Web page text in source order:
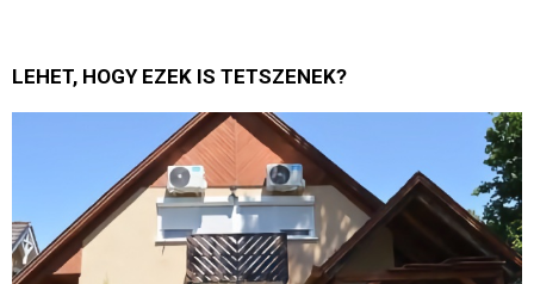
LEHET, HOGY EZEK IS TETSZENEK?